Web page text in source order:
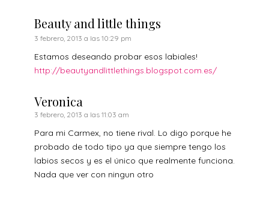
Beauty and little things
3 febrero, 2013 a las 10:29 pm
Estamos deseando probar esos labiales!
http://beautyandlittlethings.blogspot.com.es/
Veronica
3 febrero, 2013 a las 11:03 am
Para mi Carmex, no tiene rival. Lo digo porque he
probado de todo tipo ya que siempre tengo los
labios secos y es el único que realmente funciona.
Nada que ver con ningun otro